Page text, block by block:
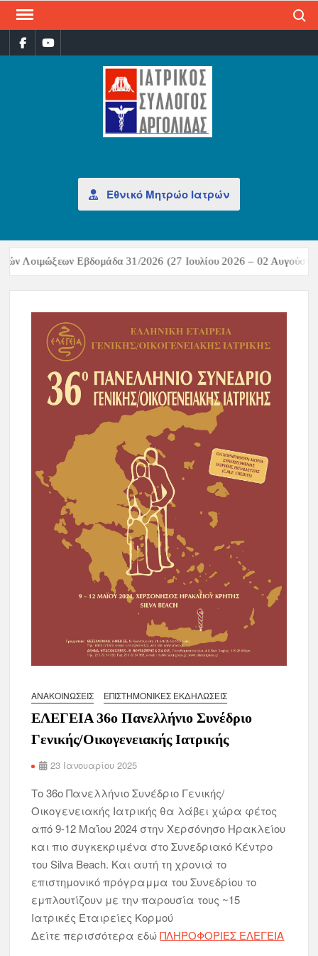
Εθνικό Μητρώο Ιατρών
Λοιμώξεων Εβδομάδα 31/2026 (27 Ιουλίου 2026 – 02
ΑΝΑΚΟΙΝΏΣΕΙΣ ΕΠΙΣΤΗΜΟΝΙΚΈΣ ΕΚΔΗΛΏΣΕΙΣ
ΕΛΕΓΕΙΑ 36ο Πανελλήνιο Συνέδριο
Γενικής/Οικογενειακής Ιατρικής
23 Ιανουαρίου 2025
Το 36ο Πανελλήνιο Συνέδριο Γενικής/
Οικογενειακής Ιατρικής θα λάβει χώρα φέτος
από 9-12 Μαΐου 2024 στην Χερσόνησο Ηρακλείου
και πιο συγκεκριμένα στο Συνεδριακό Κέντρο
του Silva Beach. Και αυτή τη χρονιά το
επιστημονικό πρόγραμμα του Συνεδρίου το
εμπλουτίζουν με την παρουσία τους ~15
Ιατρικές Εταιρείες Κορμού
Δείτε περισσότερα εδώΠΛΗΡΟΦΟΡΙΕΣ ΕΛΕΓΕΙΑ